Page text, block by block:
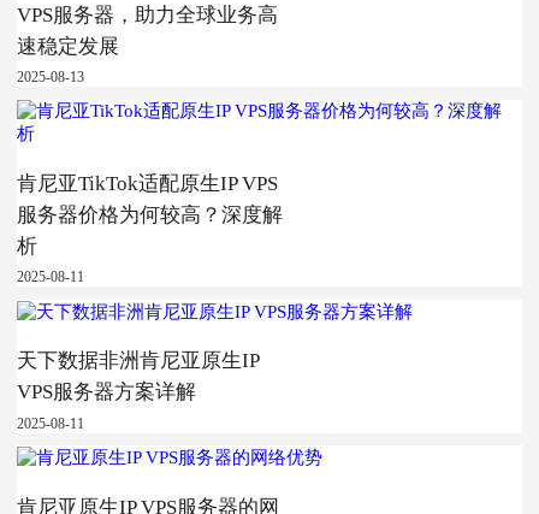
VPS服务器，助力全球业务高
速稳定发展
2025-08-13
肯尼亚TikTok适配原生IP VPS
服务器价格为何较高？深度解
析
2025-08-11
天下数据非洲肯尼亚原生IP
VPS服务器方案详解
2025-08-11
肯尼亚原生IP VPS服务器的网